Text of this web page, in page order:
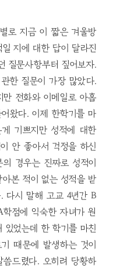
로 지금 이 짧은 겨울방
지에 대한 답이 달라진
질문사항부터 짚어보자.
한 질문이 가장 많았다.
만 전화와 이메일로 아홉
왔다. 이제 한학기를 마
기쁘지만 성적에 대한
안 좋아서 걱정을 하신
경우는 진짜로 성적이
본 적이 없는 성적을 받
다시 말해 고교 4년간 B
점에 익숙한 자녀가 원
있었는데 한 학기를 마친
때문에 발생하는 것이
드렸다. 오히려 당황하